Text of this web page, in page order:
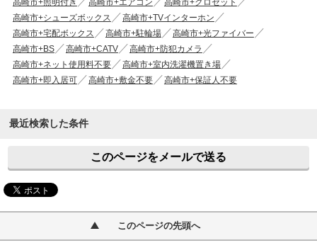
高崎市+照明付き
高崎市+エアコン
高崎市+クロゼット
高崎市+シューズボックス
高崎市+TVインターホン
高崎市+宅配ボックス
高崎市+駐輪場
高崎市+光ファイバー
高崎市+BS
高崎市+CATV
高崎市+防犯カメラ
高崎市+ネット使用料不要
高崎市+室内洗濯機置き場
高崎市+即入居可
高崎市+敷金不要 高崎市+保証人不要
最近検索した条件
このページをメールで送る
このページの先頭へ